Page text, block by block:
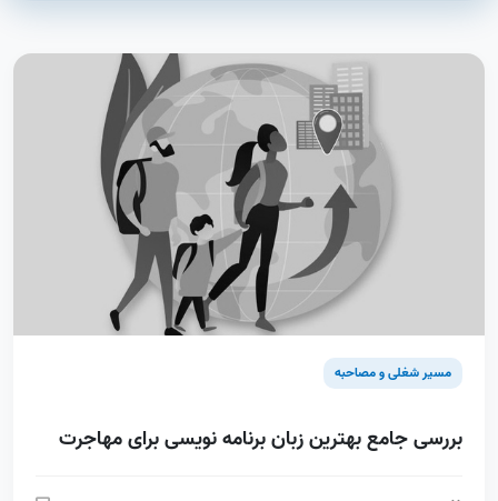
مسیر شغلی و مصاحبه
بررسی جامع بهترین زبان برنامه نویسی برای مهاجرت